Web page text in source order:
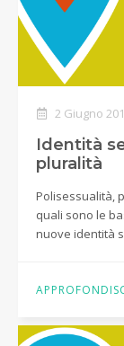
2 Giugno
Identità
pluralità
Polisessualità,
quali sono le
nuove identità